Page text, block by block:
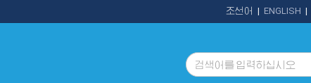
|
| ENGLISH
조선어